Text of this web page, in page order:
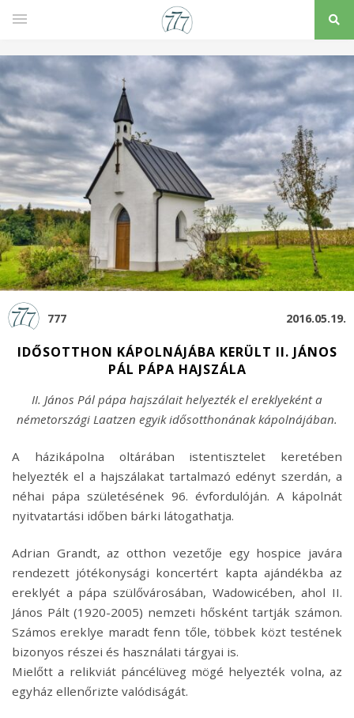
777 2016.05.19.
IDŐSOTTHON KÁPOLNÁJÁBA KERÜLT II. JÁNOS
PÁL PÁPA HAJSZÁLA
II. János Pál pápa hajszálait helyezték el ereklyeként a
németországi Laatzen egyik idősotthonának kápolnájában.
A házikápolna oltárában istentisztelet keretében
helyezték el a hajszálakat tartalmazó edényt szerdán, a
néhai pápa születésének 96. évfordulóján. A kápolnát
nyitvatartási időben bárki látogathatja.
Adrian Grandt, az otthon vezetője egy hospice javára
rendezett jótékonysági koncertért kapta ajándékba az
ereklyét a pápa szülővárosában, Wadowicében, ahol II.
János Pált (1920-2005) nemzeti hősként tartják számon.
Számos ereklye maradt fenn tőle, többek közt testének
bizonyos részei és használati tárgyai is.
Mielőtt a relikviát páncélüveg mögé helyezték volna, az
egyház ellenőrizte valódiságát.